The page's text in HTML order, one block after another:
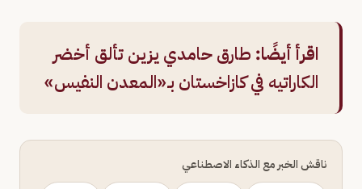
اقرأ أيضًا: طارق حامدي يزين تألق أخضر
الكاراتيه في كازاخستان بـ«المعدن النفيس»
ناقش الخبر مع الذكاء الاصطناعي